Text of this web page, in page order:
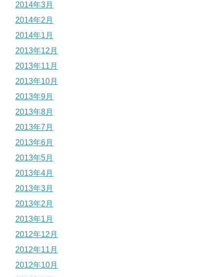
2014年3月
2014年2月
2014年1月
2013年12月
2013年11月
2013年10月
2013年9月
2013年8月
2013年7月
2013年6月
2013年5月
2013年4月
2013年3月
2013年2月
2013年1月
2012年12月
2012年11月
2012年10月